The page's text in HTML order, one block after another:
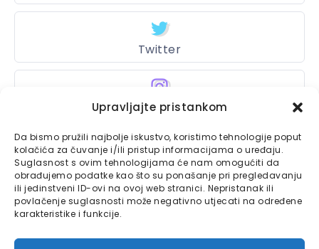
Upravljajte pristankom
Da bismo pružili najbolje iskustvo, koristimo tehnologije poput
kolačića za čuvanje i/ili pristup informacijama o uređaju.
Suglasnost s ovim tehnologijama će nam omogućiti da
obrađujemo podatke kao što su ponašanje pri pregledavanju
ili jedinstveni ID-ovi na ovoj web stranici. Nepristanak ili
povlačenje suglasnosti može negativno utjecati na određene
karakteristike i funkcije.
Twitter
Instagram
Bajtbox
Linkovi
Kontaktirajte nas
Bajtbox koristi
usluge.